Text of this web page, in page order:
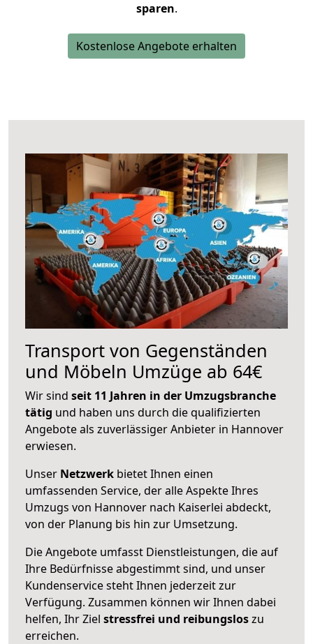
sparen.
Kostenlose Angebote erhalten
Transport von Gegenständen
und Möbeln Umzüge ab 64€
Wir sind seit 11 Jahren in der Umzugsbranche
tätig und haben uns durch die qualifizierten
Angebote als zuverlässiger Anbieter in Hannover
erwiesen.
Unser Netzwerk bietet Ihnen einen
umfassenden Service, der alle Aspekte Ihres
Umzugs von Hannover nach Kaiserlei abdeckt,
von der Planung bis hin zur Umsetzung.
Die Angebote umfasst Dienstleistungen, die auf
Ihre Bedürfnisse abgestimmt sind, und unser
Kundenservice steht Ihnen jederzeit zur
Verfügung. Zusammen können wir Ihnen dabei
helfen, Ihr Ziel stressfrei und reibungsloszu
erreichen.